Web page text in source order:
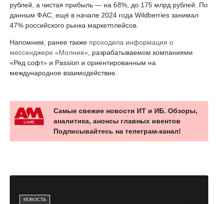
рублей, а чистая прибыль — на 68%, до 175 млрд рублей. По
данным ФАС, ещё в начале 2024 года Wildberries занимал
47% российского рынка маркетплейсов.
Напомним, ранее также проходила информация о
мессенджере «Молния» , разрабатываемом компаниями
«Ред софт» и Passion и ориентированным на
международное взаимодействие.
Самые свежие новости ИТ и ИБ. Обзоры,
аналитика, анонсы главных ивентов
Подписывайтесь на телеграм-канал!
НОВОСТЬ